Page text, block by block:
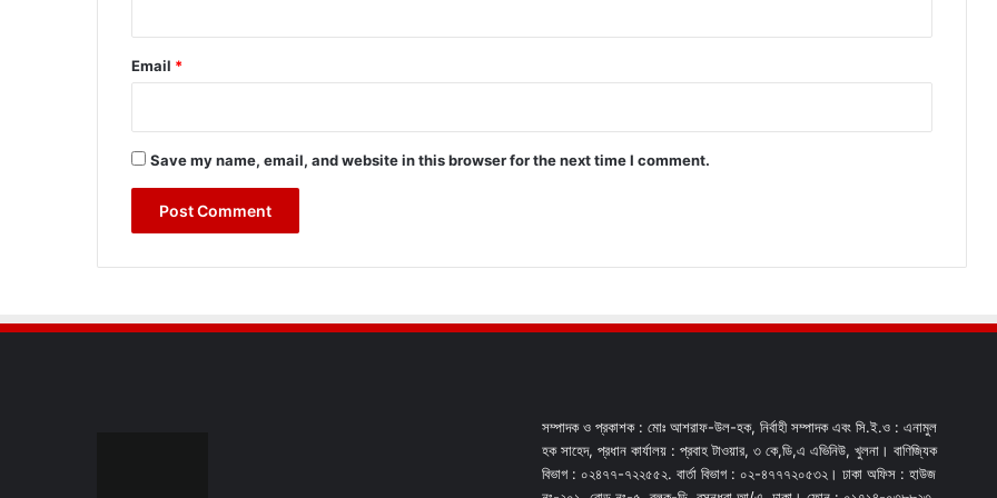
Email *
Save my name, email, and website in this browser for the next time I comment.
সম্পাদক ও প্রকাশক : মোঃ আশরাফ-উল-হক, নির্বাহী সম্পাদক এবং সি.ই.ও : এনামুল
হক সাহেদ, প্রধান কার্যালয় : প্রবাহ টাওয়ার, ৩ কে,ডি,এ এভিনিউ, খুলনা। বাণিজ্যিক
বিভাগ : ০২৪৭৭-৭২২৫৫২. বার্তা বিভাগ : ০২-৪৭৭৭২০৫৩২। ঢাকা অফিস : হাউজ